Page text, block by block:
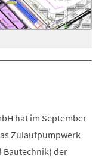
hat im September
Zulaufpumpwerk
Bautechnik) der